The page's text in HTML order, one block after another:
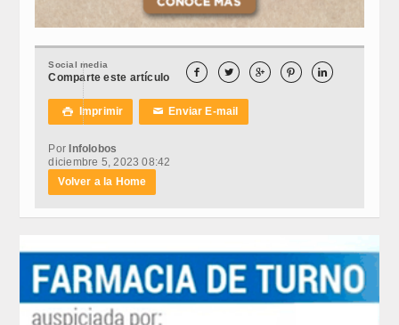
Social media
Comparte este artículo     
 Imprimir ✉Enviar E-mail
Por Infolobos
diciembre 5, 2023 08:42
Volver a la Home